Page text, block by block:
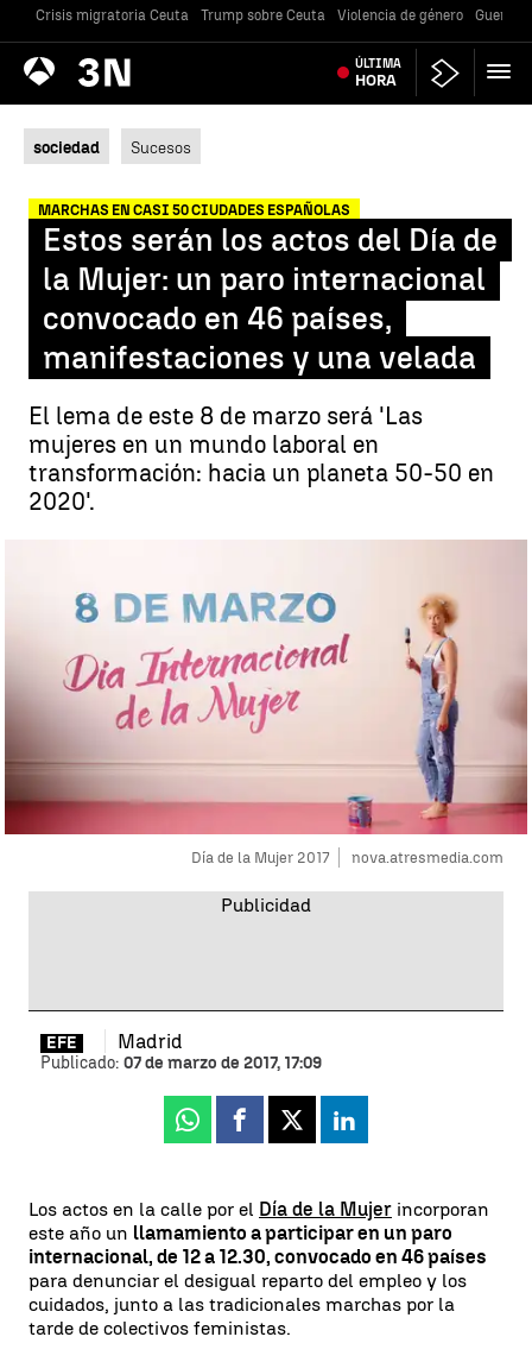
Crisis migratoria Ceuta Trump sobre Ceuta Violencia de género Guerra
Antena
3 Noticias ÚLTIMA
HORA
sociedad Sucesos
MARCHAS EN CASI 50 CIUDADES ESPAÑOLAS
Estos serán los actos del Día de
la Mujer: un paro internacional
convocado en 46 países,
manifestaciones y una velada
El lema de este 8 de marzo será 'Las
mujeres en un mundo laboral en
transformación: hacia un planeta 50-50 en
2020'.
Día de la Mujer 2017 nova.atresmedia.com
EFE Madrid
Publicado: 07 de marzo de 2017, 17:09
Whatsapp
Facebook
X Linkedin
Los actos en la calle por el Día de la Mujer incorporan
este año un llamamiento a participar en un paro
internacional, de 12 a 12.30, convocado en 46 países
para denunciar el desigual reparto del empleo y los
cuidados, junto a las tradicionales marchas por la
tarde de colectivos feministas.